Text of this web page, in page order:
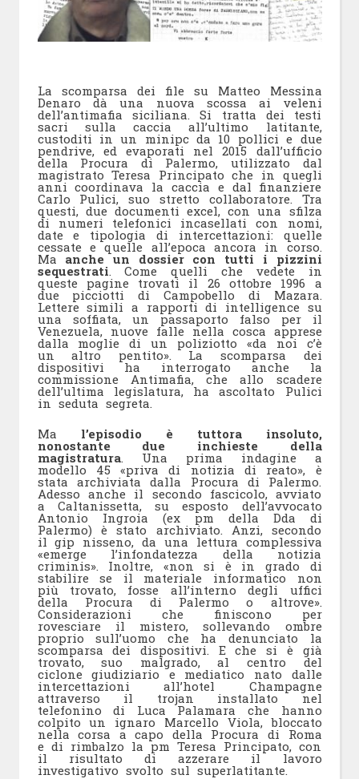
La scomparsa dei file su Matteo Messina
Denaro dà una nuova scossa ai veleni
dell’antimafia siciliana. Si tratta dei testi
sacri sulla caccia all’ultimo latitante,
custoditi in un minipc da 10 pollici e due
pendrive, ed evaporati nel 2015 dall’ufficio
della Procura di Palermo, utilizzato dal
magistrato Teresa Principato che in quegli
anni coordinava la caccia e dal finanziere
Carlo Pulici, suo stretto collaboratore. Tra
questi, due documenti excel, con una sfilza
di numeri telefonici incasellati con nomi,
date e tipologia di intercettazioni: quelle
cessate e quelle all’epoca ancora in corso.
Ma anche un dossier con tutti i pizzini
sequestrati. Come quelli che vedete in
queste pagine trovati il 26 ottobre 1996 a
due picciotti di Campobello di Mazara.
Lettere simili a rapporti di intelligence su
una soffiata, un passaporto falso per il
Venezuela, nuove falle nella cosca apprese
dalla moglie di un poliziotto «da noi c’è
un altro pentito». La scomparsa dei
dispositivi ha interrogato anche la
commissione Antimafia, che allo scadere
dell’ultima legislatura, ha ascoltato Pulici
in seduta segreta.
Ma l’episodio è tuttora insoluto,
nonostante due inchieste della
magistratura. Una prima indagine a
modello 45 «priva di notizia di reato», è
stata archiviata dalla Procura di Palermo.
Adesso anche il secondo fascicolo, avviato
a Caltanissetta, su esposto dell’avvocato
Antonio Ingroia (ex pm della Dda di
Palermo) è stato archiviato. Anzi, secondo
il gip nisseno, da una lettura complessiva
«emerge l’infondatezza della notizia
criminis». Inoltre, «non si è in grado di
stabilire se il materiale informatico non
più trovato, fosse all’interno degli uffici
della Procura di Palermo o altrove».
Considerazioni che finiscono per
rovesciare il mistero, sollevando ombre
proprio sull’uomo che ha denunciato la
scomparsa dei dispositivi. E che si è già
trovato, suo malgrado, al centro del
ciclone giudiziario e mediatico nato dalle
intercettazioni all’hotel Champagne
attraverso il trojan installato nel
telefonino di Luca Palamara che hanno
colpito un ignaro Marcello Viola, bloccato
nella corsa a capo della Procura di Roma
e di rimbalzo la pm Teresa Principato, con
il risultato di azzerare il lavoro
investigativo svolto sul superlatitante.